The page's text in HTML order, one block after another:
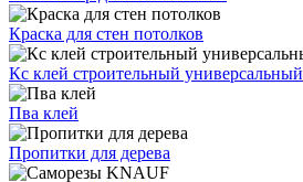
Краска для стен потолков
Кс клей строительный универсальный
Пва клей
Пропитки для дерева